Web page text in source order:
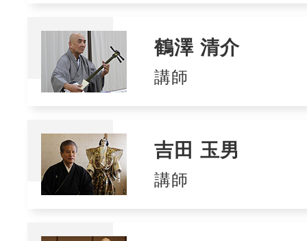
鶴澤 清介
講師
吉田 玉男
講師